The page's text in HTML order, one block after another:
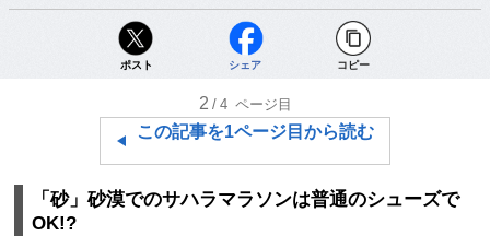
ポスト シェア コピー
2 /4 ページ目
この記事を1ページ目から読む
「砂」砂漠でのサハラマラソンは普通のシューズで
OK!?